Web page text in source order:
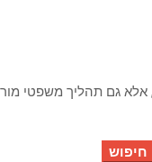
גם תהליך משפטי
חיפוש